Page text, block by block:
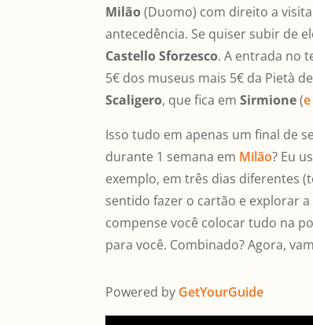
Milão(Duomo) com direito a
antecedência. Se quiser subir de
Castello Sforzesco. A entrada no
5€ dos museus mais 5€ da Pietà
Scaligero, que fica emSirmione(
Isso tudo em apenas um final de
durante 1 semana em Milão? Eu
exemplo, em três dias diferentes
sentido fazer o cartão e explorar
compense você colocar tudo na
para você. Combinado? Agora,
Powered by GetYourGuide